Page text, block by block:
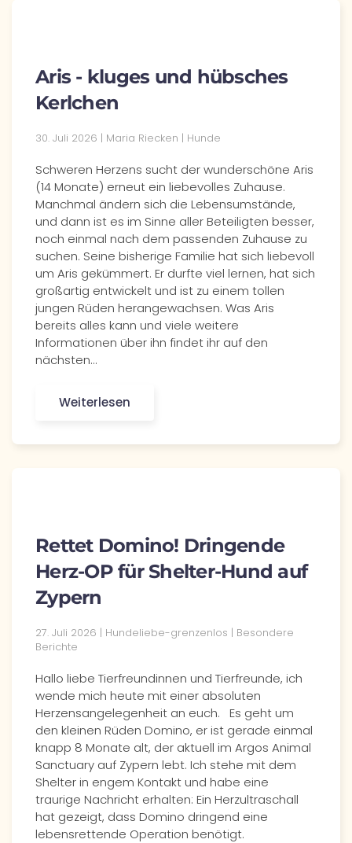
Aris - kluges und hübsches
Kerlchen
30. Juli 2026 | Maria Riecken | Hunde
Schweren Herzens sucht der wunderschöne Aris
(14 Monate) erneut ein liebevolles Zuhause.
Manchmal ändern sich die Lebensumstände,
und dann ist es im Sinne aller Beteiligten besser,
noch einmal nach dem passenden Zuhause zu
suchen. Seine bisherige Familie hat sich liebevoll
um Aris gekümmert. Er durfte viel lernen, hat sich
großartig entwickelt und ist zu einem tollen
jungen Rüden herangewachsen. Was Aris
bereits alles kann und viele weitere
Informationen über ihn findet ihr auf den
nächsten…
Weiterlesen
Rettet Domino! Dringende
Herz-OP für Shelter-Hund auf
Zypern
27. Juli 2026 | Hundeliebe-grenzenlos | Besondere
Berichte
Hallo liebe Tierfreundinnen und Tierfreunde, ich
wende mich heute mit einer absoluten
Herzensangelegenheit an euch. Es geht um
den kleinen Rüden Domino, er ist gerade einmal
knapp 8 Monate alt, der aktuell im Argos Animal
Sanctuary auf Zypern lebt. Ich stehe mit dem
Shelter in engem Kontakt und habe eine
traurige Nachricht erhalten: Ein Herzultraschall
hat gezeigt, dass Domino dringend eine
lebensrettende Operation benötigt.